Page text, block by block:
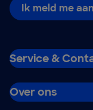
Ik meld me aan
Service &
Over ons